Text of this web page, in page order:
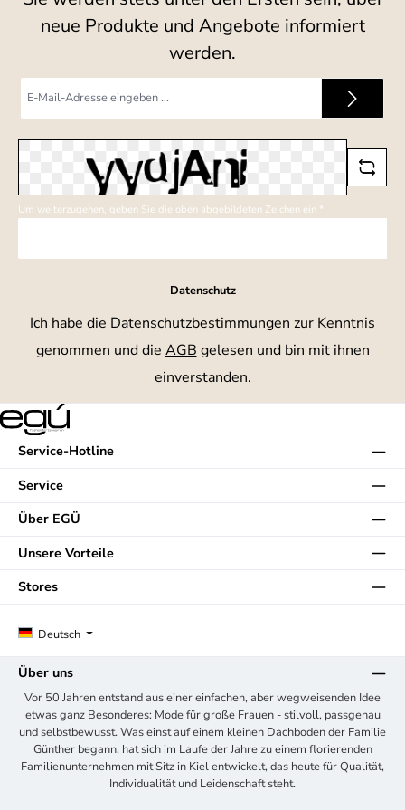
neue Produkte und Angebote informiert
werden.
Mail-
Um weiterzugehen, geben Sie die oben abgebildeten Zeichen ein *
Datenschutz
Ich habe die Datenschutzbestimmungen zur Kenntnis
genommen und die AGB gelesen und bin mit ihnen
einverstanden.
Service-Hotline
Service
Über EGÜ
Unsere Vorteile
Deutsch
Stores
Über uns
Vor 50 Jahren entstand aus einer einfachen, aber wegweisenden Idee
etwas ganz Besonderes: Mode für große Frauen - stilvoll, passgenau
und selbstbewusst. Was einst auf einem kleinen Dachboden der Familie
Günther begann, hat sich im Laufe der Jahre zu einem florierenden
Familienunternehmen mit Sitz in Kiel entwickelt, das heute für Qualität,
Individualität und Leidenschaft steht.